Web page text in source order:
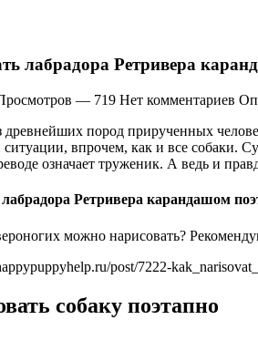
лабрадора Ретривера
— 719 Нет комментариев
древнейших пород прирученных
ситуации, впрочем, как и все собаки.
означает труженик. А ведь и
Ретривера карандашом
можно нарисовать?
post/7222-
собаку поэтапно